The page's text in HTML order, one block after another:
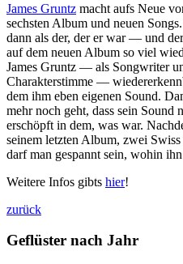
James Gruntz macht aufs Neue
sechsten Album und neuen
dann als der, der er war — und
auf dem neuen Album so viel
James Gruntz — als Songwriter
Charakterstimme —
dem ihm eben eigenen Sound.
mehr noch geht, dass sein Sound
erschöpft in dem, was war.
seinem letzten Album, zwei
darf man gespannt sein, wohin
Weitere Infos gibts hier!
zurück
Geflüster nach Jahr